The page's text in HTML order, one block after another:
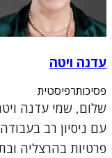
עדנה ויטה
פסיכותרפיסטית
שלום, שמי עדנה
עם ניסיון רב
פרטיות בהרצליה